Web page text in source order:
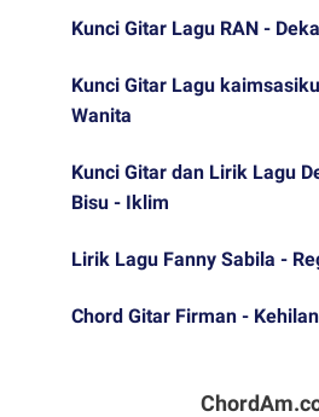
Kunci Gitar Lagu RAN -
Kunci Gitar Lagu
Wanita
Kunci Gitar dan Lirik Lagu
Bisu - Iklim
Lirik Lagu Fanny Sabila -
Chord Gitar Firman -